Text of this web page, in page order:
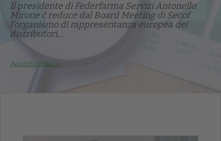
Il presidente di Federfarma Servizi Antonello
Mirone č reduce dal Board Meeting di Secof
l'organismo di rappresentanza europea dei
distributori...
Approfondisci >